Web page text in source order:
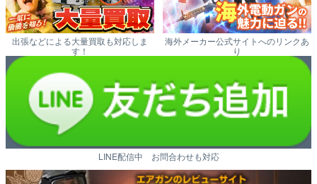
出張などによる大量買取も対応しま
す！
海外メーカー公式サイトへのリンクあ
り
LINE配信中 お問合わせも対応